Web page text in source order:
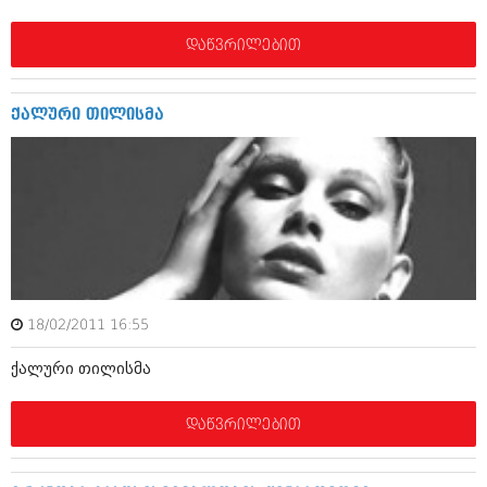
დეკემბერი 2015 (207)
ოქტომბერი 2015 (204)
აგვისტო 2015 (286)
ივლისი 2015 (173)
ივნისი 2015 (261)
მაისი 2015 (194)
აპრილი 2015 (208)
მარტი 2015 (365)
თებერვალი 2015 (286)
იანვარი 2015 (247)
დეკემბერი 2014 (342)
ნოემბერი 2014 (290)
სექტემბერი 2014 (394)
ივლისი 2014 (313)
ივნისი 2014 (366)
მაისი 2014 (313)
აპრილი 2014 (290)
დაწვრილებით
ქალური თილისმა
18/02/2011 16:55
ქალური თილისმა
დაწვრილებით